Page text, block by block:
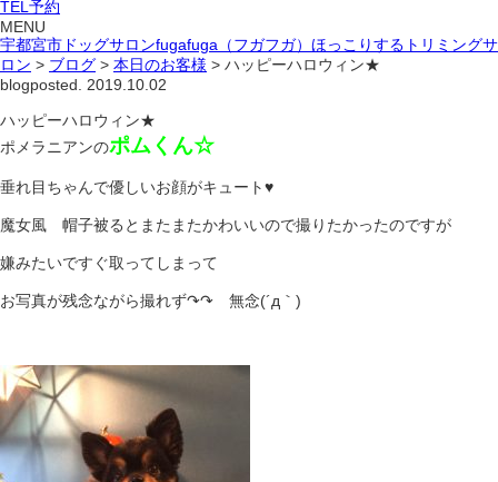
TEL予約
MENU
宇都宮市ドッグサロンfugafuga（フガフガ）ほっこりするトリミングサ
ロン > ブログ > 本日のお客様 > ハッピーハロウィン★
blogposted. 2019.10.02
ハッピーハロウィン★
ポメラニアンのポムくん☆
垂れ目ちゃんで優しいお顔がキュート♥
魔女風 帽子被るとまたまたかわいいので撮りたかったのですが
嫌みたいですぐ取ってしまって
お写真が残念ながら撮れず↷↷ 無念(´д｀)